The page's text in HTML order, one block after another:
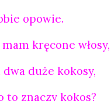
opowie.
kręcone włosy,
duże kokosy,
to znaczy kokos?